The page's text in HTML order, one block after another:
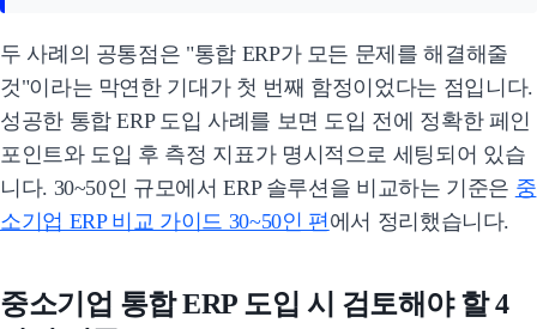
두 사례의 공통점은 "통합 ERP가 모든 문제를 해결해줄
것"이라는 막연한 기대가 첫 번째 함정이었다는 점입니다.
성공한 통합 ERP 도입 사례를 보면 도입 전에 정확한 페인
포인트와 도입 후 측정 지표가 명시적으로 세팅되어 있습
니다. 30~50인 규모에서 ERP 솔루션을 비교하는 기준은 중
소기업 ERP 비교 가이드 30~50인 편 에서 정리했습니다.
중소기업 통합 ERP 도입 시 검토해야 할 4